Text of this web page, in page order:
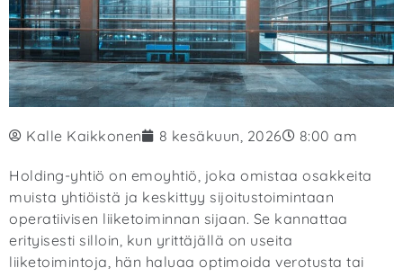
Kalle Kaikkonen 8 kesäkuun, 2026 8:00 am
Holding-yhtiö on emoyhtiö, joka omistaa osakkeita
muista yhtiöistä ja keskittyy sijoitustoimintaan
operatiivisen liiketoiminnan sijaan. Se kannattaa
erityisesti silloin, kun yrittäjällä on useita
liiketoimintoja, hän haluaa optimoida verotusta tai